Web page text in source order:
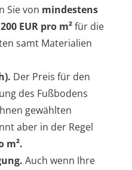
Sie von mindestens
EUR pro m²für die
samt Materialien
Der Preis für den
des Fußbodens
gewählten
aber in der Regel
m².
Auch wenn Ihre